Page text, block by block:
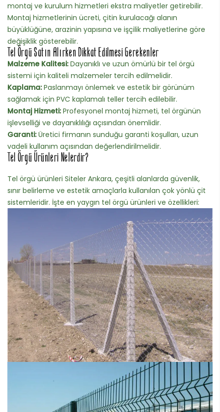
montaj ve kurulum hizmetleri ekstra maliyetler getirebilir.
Montaj hizmetlerinin ücreti, çitin kurulacağı alanın
büyüklüğüne, arazinin yapısına ve işçilik maliyetlerine göre
değişiklik gösterebilir.
Tel Örgü Satın Alırken Dikkat Edilmesi Gerekenler
Malzeme Kalitesi:Dayanıklı ve uzun ömürlü bir tel örgü
sistemi için kaliteli malzemeler tercih edilmelidir.
Kaplama:Paslanmayı önlemek ve estetik bir görünüm
sağlamak için PVC kaplamalı teller tercih edilebilir.
Montaj Hizmeti:Profesyonel montaj hizmeti, tel örgünün
işlevselliği ve dayanıklılığı açısından önemlidir.
Garanti:Üretici firmanın sunduğu garanti koşulları, uzun
vadeli kullanım açısından değerlendirilmelidir.
Tel Örgü Ürünleri Nelerdir?
Tel örgü ürünleri Siteler Ankara, çeşitli alanlarda güvenlik,
sınır belirleme ve estetik amaçlarla kullanılan çok yönlü çit
sistemleridir. İşte en yaygın tel örgü ürünleri ve özellikleri: